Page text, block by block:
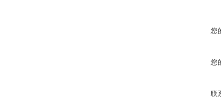
您
您
联